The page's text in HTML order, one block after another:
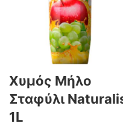
Χυμός Μήλο
Σταφύλι
1L